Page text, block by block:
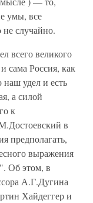
умы, все
случайно.
всего великого
сама Россия, как
наш удел и есть
а силой
к
в
предполагать,
выражения
Об этом, в
А.Г.Дугина
Хайдеггер и